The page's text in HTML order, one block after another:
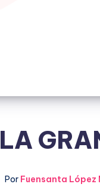
LA
PorFuensanta López